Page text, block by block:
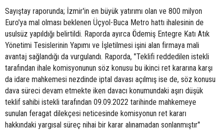
Sayıştay raporunda; İzmir'in en büyük yatırımı olan ve 800 milyon
Euro'ya mal olması beklenen Üçyol-Buca Metro hattı ihalesinin de
usulsüz yapıldığı belirtildi. Raporda ayırca Ödemiş Entegre Katı Atık
Yönetimi Tesislerinin Yapımı ve İşletilmesi işini alan firmaya mali
avantaj sağlandığı da vurgulandı. Raporda, "Teklifi reddedilen istekli
tarafından ihale komisyonunun söz konusu bu ikinci ret kararına karşı
da idare mahkemesi nezdinde iptal davası açılmış ise de, söz konusu
dava süreci devam etmekte iken davacı konumundaki aşırı düşük
teklif sahibi istekli tarafından 09.09.2022 tarihinde mahkemeye
sunulan feragat dilekçesi neticesinde komisyonun ret kararı
hakkındaki yargısal süreç nihai bir karar alınamadan sonlanmıştır"